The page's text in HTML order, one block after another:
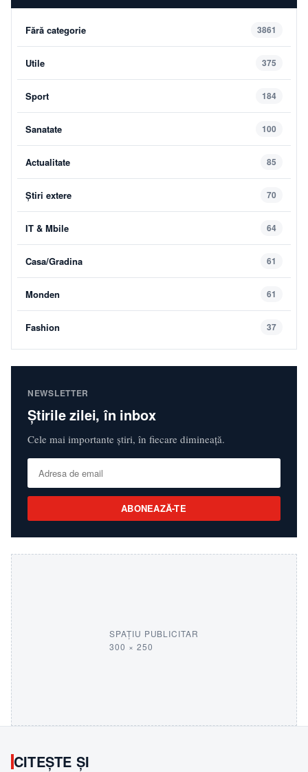
Fără categorie 3861
Utile 375
Sport 184
Sanatate 100
Actualitate 85
Știri extere 70
IT & Mbile 64
Casa/Gradina 61
Monden 61
Fashion 37
NEWSLETTER
Știrile zilei, în inbox
Cele mai importante știri, în fiecare dimineață.
ABONEAZĂ-TE
SPAȚIU PUBLICITAR
300 × 250
CITEȘTE ȘI